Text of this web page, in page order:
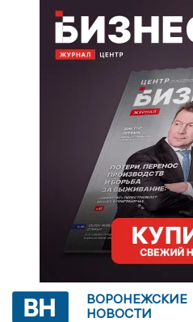
ВОРОНЕЖСКИЕ
НОВОСТИ